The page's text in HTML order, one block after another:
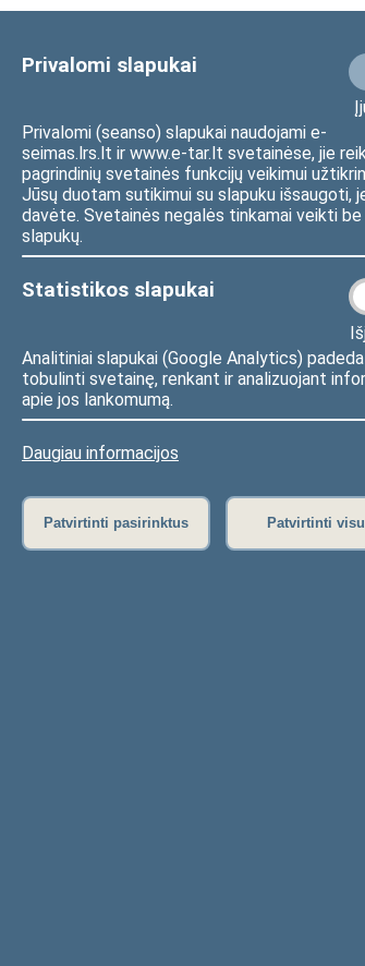
Privalomi slapukai
Privalomi (seanso) slapukai naudojami e-
seimas.lrs.lt ir www.e-tar.lt svetainėse, jie
pagrindinių svetainės funkcijų veikimui
Jūsų duotam sutikimui su slapuku išsaugoti,
davėte. Svetainės negalės tinkamai veikti be
slapukų.
Statistikos slapukai
Analitiniai slapukai (Google Analytics) padeda
tobulinti svetainę, renkant ir analizuojant
apie jos lankomumą.
Daugiau informacijos
Patvirtinti pasirinktus Patvirtinti
Sudėtis
Seimo
Pradžia>Seimo posėdžiai>
Darbotvarkės
Seimo NUTARIMO "Dėl
(dokumento tekstas,susiję
gynybos